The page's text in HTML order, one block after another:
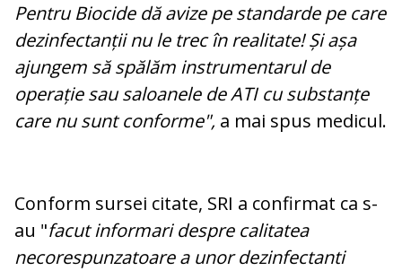
Pentru Biocide dă avize pe standarde pe care
dezinfectanții nu le trec în realitate! Și așa
ajungem să spălăm instrumentarul de
operație sau saloanele de ATI cu substanțe
care nu sunt conforme", a mai spus medicul.
Conform sursei citate, SRI a confirmat ca s-
au "facut informari despre calitatea
necorespunzatoare a unor dezinfectanti